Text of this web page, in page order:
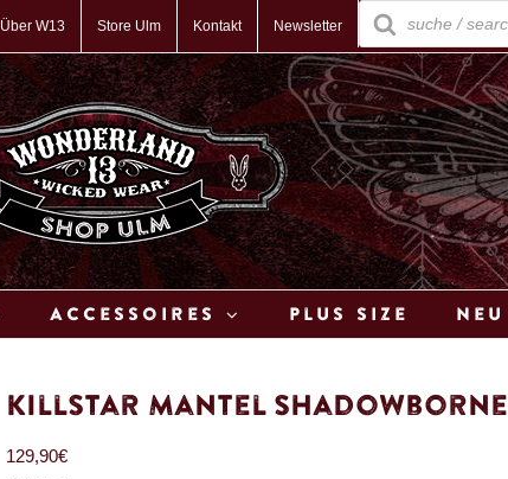
Über W13 Store Ulm Kontakt Newsletter
Products
search
Accessoires Plus Size Neu
Killstar Mantel Shadowborne
129,90€